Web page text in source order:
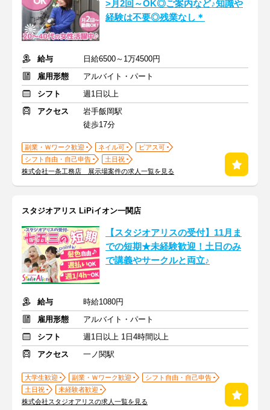
>月2回～OK◎ご案内など♪知識や
経験は不要◎残業なし＊
給与
日給6500～1万4500円
雇用形態
アルバイト・パート
シフト
週1日以上
アクセス
岩手飯岡駅
徒歩17分
副業・Ｗワーク歓迎 ネイル可
ピアス可
シフト自由・自己申告
土日祝
株式会社一条工務店 展示場案件の求人一覧を見る
スタジオアリス LiPiイオン一関店
【スタジオアリスの受付】11月ま
での短期★未経験歓迎！土日のみ
で講義やサークルと両立♪
給与
時給1080円
雇用形態
アルバイト・パート
シフト
週1日以上 1日4時間以上
アクセス
一ノ関駅
大学生歓迎 副業・Ｗワーク歓迎
シフト自由・自己申告
土日祝
未経験者歓迎
株式会社スタジオアリスの求人一覧を見る